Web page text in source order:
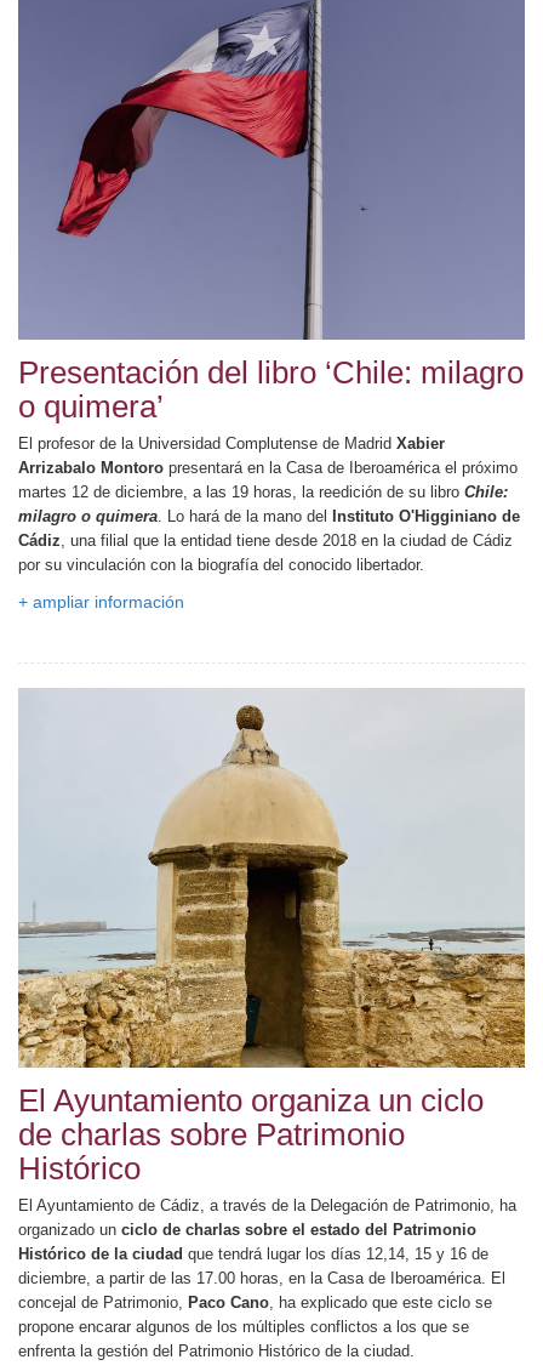
Presentación del libro ‘Chile: milagro
o quimera’
El profesor de la Universidad Complutense de Madrid Xabier
Arrizabalo Montoro presentará en la Casa de Iberoamérica el próximo
martes 12 de diciembre, a las 19 horas, la reedición de su libro Chile:
milagro o quimera . Lo hará de la mano del Instituto O'Higginiano de
Cádiz , una filial que la entidad tiene desde 2018 en la ciudad de Cádiz
por su vinculación con la biografía del conocido libertador.
+ ampliar información
El Ayuntamiento organiza un ciclo
de charlas sobre Patrimonio
Histórico
El Ayuntamiento de Cádiz, a través de la Delegación de Patrimonio, ha
organizado un ciclo de charlas sobre el estado del Patrimonio
Histórico de la ciudad que tendrá lugar los días 12,14, 15 y 16 de
diciembre, a partir de las 17.00 horas, en la Casa de Iberoamérica. El
concejal de Patrimonio, Paco Cano, ha explicado que este ciclo se
propone encarar algunos de los múltiples conflictos a los que se
enfrenta la gestión del Patrimonio Histórico de la ciudad.